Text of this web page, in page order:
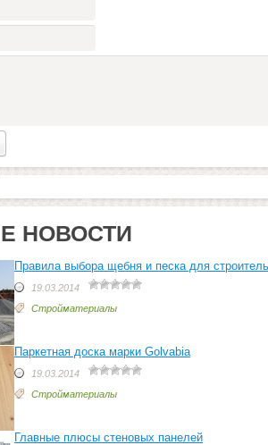
НОВОСТИ
Правила выбора щебня и песка для
19.03.2014
Стройматериалы
Паркетная доска марки Golvabia
19.03.2014
Стройматериалы
Главные плюсы стеновых панелей